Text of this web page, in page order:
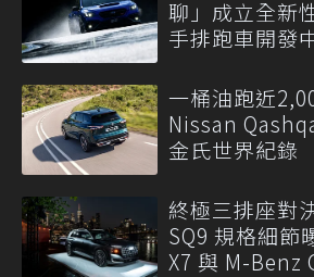
聊」成立全新
手排跑車開發
一桶油跑近
Nissan
金氏世界紀錄
終極三排座對
SQ9 規格細節
X7 與 M-Benz